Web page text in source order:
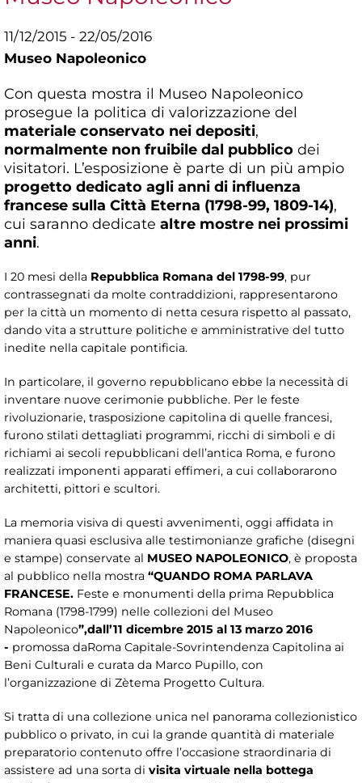
11/12/2015 - 22/05/2016
Museo Napoleonico
Con questa mostra il Museo Napoleonico
prosegue la politica di valorizzazione del
materiale conservato nei depositi,
normalmente non fruibile dal pubblico dei
visitatori. L’esposizione è parte di un più ampio
progetto dedicato agli anni di influenza
francese sulla Città Eterna (1798-99, 1809-14),
cui saranno dedicate altre mostre nei prossimi
anni.
I 20 mesi della Repubblica Romana del 1798-99, pur
contrassegnati da molte contraddizioni, rappresentarono
per la città un momento di netta cesura rispetto al passato,
dando vita a strutture politiche e amministrative del tutto
inedite nella capitale pontificia.
In particolare, il governo repubblicano ebbe la necessità di
inventare nuove cerimonie pubbliche. Per le feste
rivoluzionarie, trasposizione capitolina di quelle francesi,
furono stilati dettagliati programmi, ricchi di simboli e di
richiami ai secoli repubblicani dell’antica Roma, e furono
realizzati imponenti apparati effimeri, a cui collaborarono
architetti, pittori e scultori.
La memoria visiva di questi avvenimenti, oggi affidata in
maniera quasi esclusiva alle testimonianze grafiche (disegni
e stampe) conservate al MUSEO NAPOLEONICO, è proposta
al pubblico nella mostra “QUANDO ROMA PARLAVA
FRANCESE. Feste e monumenti della prima Repubblica
Romana (1798-1799) nelle collezioni del Museo
Napoleonico”,dall’11 dicembre 2015 al 13 marzo 2016
- promossa daRoma Capitale-Sovrintendenza Capitolina ai
Beni Culturali e curata da Marco Pupillo, con
l’organizzazione di Zètema Progetto Cultura.
Si tratta di una collezione unica nel panorama collezionistico
pubblico o privato, in cui la grande quantità di materiale
preparatorio contenuto offre l’occasione straordinaria di
assistere ad una sorta di visita virtuale nella bottega